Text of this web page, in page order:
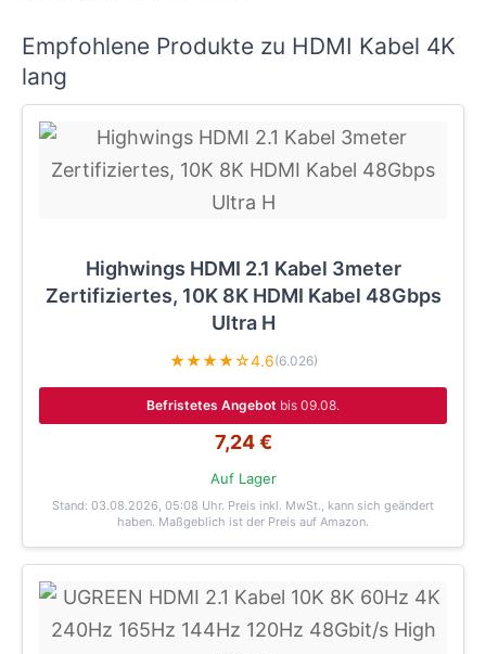
Empfohlene Produkte zu HDMI Kabel 4K
lang
Highwings HDMI 2.1 Kabel 3meter
Zertifiziertes, 10K 8K HDMI Kabel 48Gbps
Ultra H
★★★★☆4.6(6.026)
Befristetes Angebot bis 09.08.
7,24 €
Auf Lager
Stand: 03.08.2026, 05:08 Uhr. Preis inkl. MwSt., kann sich geändert
haben. Maßgeblich ist der Preis auf Amazon.